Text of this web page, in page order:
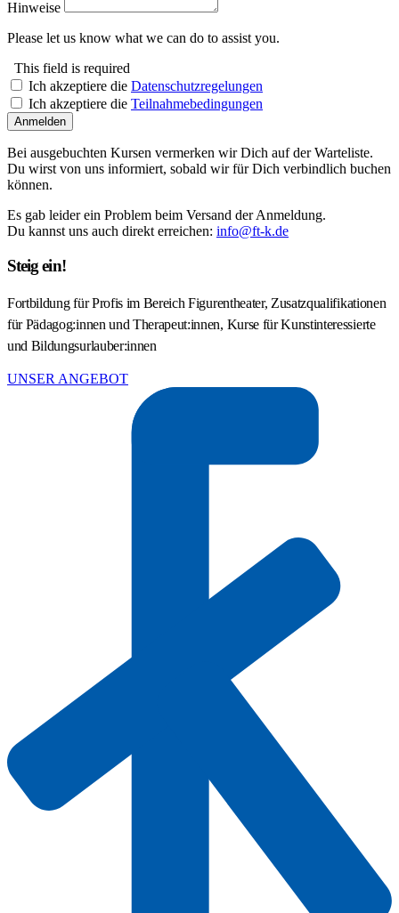
Hinweise
Please let us know what we can do to assist you.
This field is required
Ich akzeptiere die Datenschutzregelungen
Ich akzeptiere die Teilnahmebedingungen
Anmelden
Bei ausgebuchten Kursen vermerken wir Dich auf der Warteliste.
Du wirst von uns informiert, sobald wir für Dich verbindlich buchen
können.
Es gab leider ein Problem beim Versand der Anmeldung.
Du kannst uns auch direkt erreichen: info@ft-k.de
Steig ein!
Fortbildung für Profis im Bereich Figurentheater, Zusatzqualifikationen
für Pädagog:innen und Therapeut:innen, Kurse für Kunstinteressierte
und Bildungsurlauber:innen
UNSER ANGEBOT